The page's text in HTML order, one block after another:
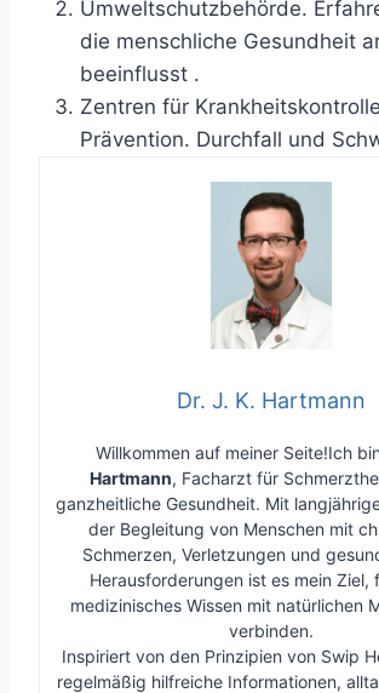
Umweltschutzbehörde.
die menschliche Gesundheit
beeinflusst .
Zentren für
Prävention. Durchfall und
Dr. J. K. Hartmann
Willkommen auf meiner Seite!Ich bin
Hartmann, Facharzt für
ganzheitliche Gesundheit. Mit
der Begleitung von Menschen mit
Schmerzen, Verletzungen und
Herausforderungen ist es mein Ziel,
medizinisches Wissen mit natürlichen
verbinden.
Inspiriert von den Prinzipien von Swip
regelmäßig hilfreiche Informationen,